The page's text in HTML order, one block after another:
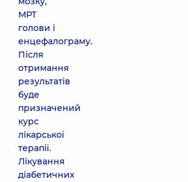
МРТ
голови і
енцефалограму.
Після
отримання
результатів
буде
призначений
курс
лікарської
терапії.
Лікування
діабетичних